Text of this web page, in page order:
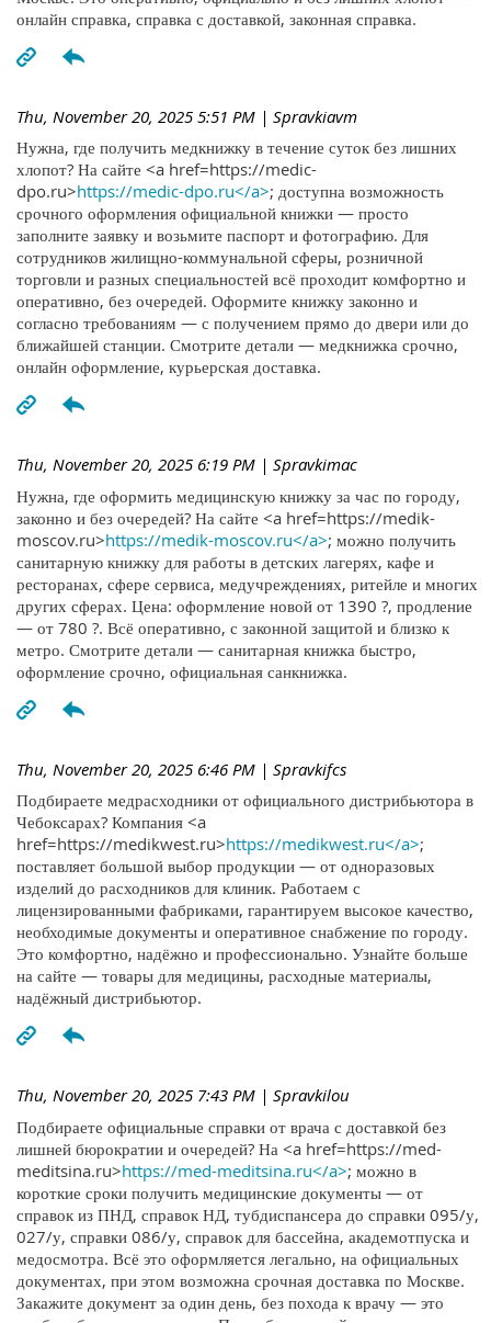
онлайн справка, справка с доставкой, законная справка.
Thu, November 20, 2025 5:51 PM | Spravkiavm
Нужна, где получить медкнижку в течение суток без лишних
хлопот? На сайте <a href=https://medic-
dpo.ru>https://medic-dpo.ru</a>; доступна возможность
срочного оформления официальной книжки — просто
заполните заявку и возьмите паспорт и фотографию. Для
сотрудников жилищно-коммунальной сферы, розничной
торговли и разных специальностей всё проходит комфортно и
оперативно, без очередей. Оформите книжку законно и
согласно требованиям — с получением прямо до двери или до
ближайшей станции. Смотрите детали — медкнижка срочно,
онлайн оформление, курьерская доставка.
Thu, November 20, 2025 6:19 PM | Spravkimac
Нужна, где оформить медицинскую книжку за час по городу,
законно и без очередей? На сайте <a href=https://medik-
moscov.ru>https://medik-moscov.ru</a>; можно получить
санитарную книжку для работы в детских лагерях, кафе и
ресторанах, сфере сервиса, медучреждениях, ритейле и многих
других сферах. Цена: оформление новой от 1390 ?, продление
— от 780 ?. Всё оперативно, с законной защитой и близко к
метро. Смотрите детали — санитарная книжка быстро,
оформление срочно, официальная санкнижка.
Thu, November 20, 2025 6:46 PM | Spravkifcs
Подбираете медрасходники от официального дистрибьютора в
Чебоксарах? Компания <a
href=https://medikwest.ru>https://medikwest.ru</a>;
поставляет большой выбор продукции — от одноразовых
изделий до расходников для клиник. Работаем с
лицензированными фабриками, гарантируем высокое качество,
необходимые документы и оперативное снабжение по городу.
Это комфортно, надёжно и профессионально. Узнайте больше
на сайте — товары для медицины, расходные материалы,
надёжный дистрибьютор.
Thu, November 20, 2025 7:43 PM | Spravkilou
Подбираете официальные справки от врача с доставкой без
лишней бюрократии и очередей? На <a href=https://med-
meditsina.ru>https://med-meditsina.ru</a>; можно в
короткие сроки получить медицинские документы — от
справок из ПНД, справок НД, тубдиспансера до справки 095/у,
027/у, справки 086/у, справок для бассейна, академотпуска и
медосмотра. Всё это оформляется легально, на официальных
документах, при этом возможна срочная доставка по Москве.
Закажите документ за один день, без похода к врачу — это